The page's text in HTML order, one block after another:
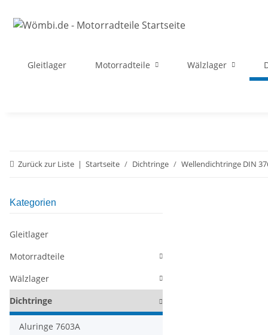
Gleitlager Motorradteile Wälzlager
Zurück zur Liste Startseite Dichtringe Wellendichtringe DIN
Kategorien
Gleitlager
Motorradteile
Wälzlager
Dichtringe
Aluringe 7603A